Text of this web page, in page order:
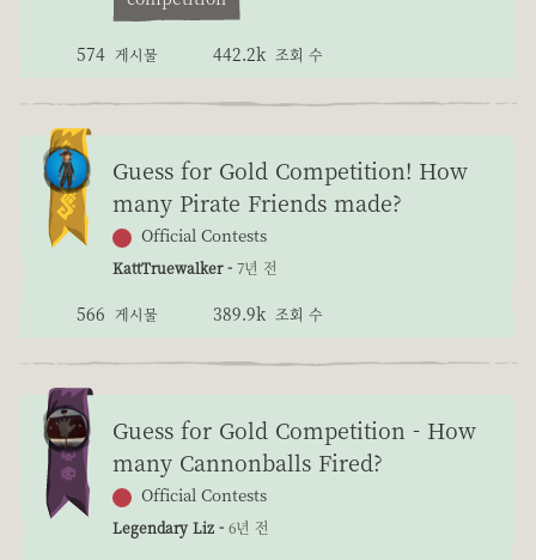
574 게시물 442.2k 조회 수
Guess for Gold Competition! How
many Pirate Friends made?
Official Contests
KattTruewalker - 7년 전
566 게시물 389.9k 조회 수
Guess for Gold Competition - How
many Cannonballs Fired?
Official Contests
Legendary Liz - 6년 전